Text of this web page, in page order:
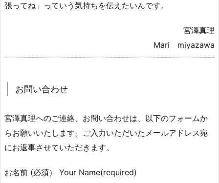
張ってね」っていう気持ちを伝えたいんです。
宮澤真理
Mari miyazawa
お問い合わせ
宮澤真理へのご連絡、お問い合わせは、以下のフォームか
らお願いいたします。ご入力いただいたメールアドレス宛
にお返事させていただきます。
お名前 (必須） Your Name(required)